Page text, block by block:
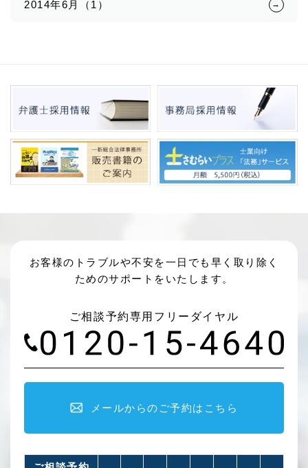
2014年6月（1）
お客様のトラブルや不安を一日でも早く取り除く
ためのサポートをいたします。
ご相談予約専用フリーダイヤル
メールからのご予約はこちら